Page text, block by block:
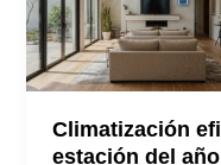
Climatización
estación del